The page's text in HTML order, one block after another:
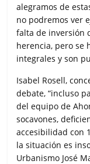
alegramos de
no podremos ver
falta de inversión
herencia, pero se
integrales y son
Isabel Rosell,
debate, “incluso
del equipo de
socavones,
accesibilidad con
la situación es
Urbanismo José